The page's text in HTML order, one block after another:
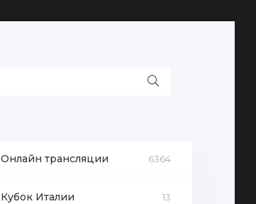
Онлайн трансляции 6364
Кубок Италии 13